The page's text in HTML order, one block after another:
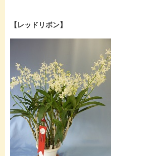
【レッドリボン】